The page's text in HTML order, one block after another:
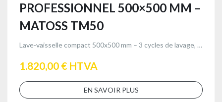
PROFESSIONNEL 500×500 MM –
MATOSS TM50
Lave-vaisselle compact 500x500 mm – 3 cycles de lavage, 500 assiettes/h & rinçage à 82°C
1.820,00 € HTVA
EN SAVOIR PLUS